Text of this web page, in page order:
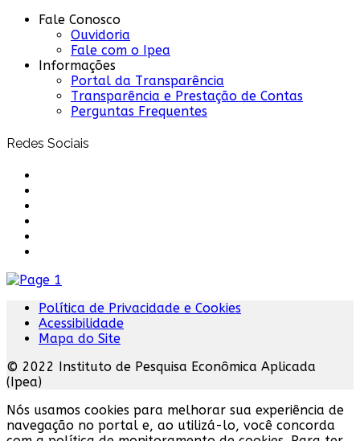
Fale Conosco
Ouvidoria
Fale com o Ipea
Informações
Portal da Transparência
Transparência e Prestação de Contas
Perguntas Frequentes
Redes Sociais
Política de Privacidade e Cookies
Acessibilidade
Mapa do Site
© 2022 Instituto de Pesquisa Econômica Aplicada
(Ipea)
Nós usamos cookies para melhorar sua experiência de
navegação no portal e, ao utilizá-lo, você concorda